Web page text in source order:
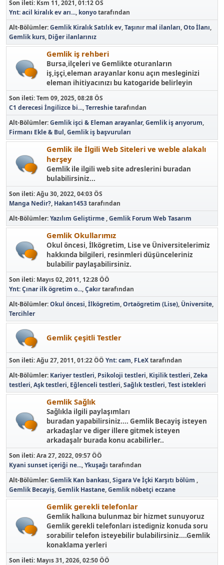
Son ileti: Ksm 11, 2021, 01:12 ÖS
Ynt: acil kiralık ev arı..., konyotarafından
Alt-Bölümler Gemlik Kiralık Satılık ev Taşınır mal ilanları Oto İlanı
Gemlik kurs Diğer ilanlarınız
Gemlik iş rehberi
Bursa,ilçeleri ve Gemlikte oturanların
iş,işçi,eleman arayanlar konu açın mesleginizi
eleman ihitiyacınızı bu katogaride belirleyin
Son ileti:Tem 09, 2025, 08:28 ÖS
C1 derecesi İngilizce bi...,Terreshietarafından
Alt-Bölümler Gemlik işci & Eleman arayanlar Gemlik iş arıyorum
Firmanı Ekle & Bul Gemlik iş başvuruları
Gemlik ile İlgili Web Siteleri ve weble alakalı
herşey
Gemlik ile ilgili web site adreslerini buradan
bulabilirsiniz...
Son ileti:Ağu 30, 2022, 04:03 ÖS
Manga Nedir?, Hakan1453tarafından
Alt-Bölümler Yazılım Geliştirme Gemlik Forum Web Tasarım
Gemlik Okullarımız
Okul öncesi, İlkögretim, Lise ve Üniversitelerimiz
hakkında bilgileri, resinmleri düşünceleriniz
bulabilir paylaşabilirsiniz.
Son ileti: Mayıs 02, 2011, 12:28 ÖÖ
Ynt: Çınar ilk ögretim o...,Çakırtarafından
Alt-Bölümler Okul öncesi İlkögretim Ortaögretim (Lise) Üniversite
Tercihler
Gemlik çeşitli Testler
Son ileti:Ağu 27, 2011, 01:22 ÖÖ Ynt: cam, FLeXtarafından
Alt-Bölümler Kariyer testleri Psikoloji testleri Kişilik testleri Zeka
testleri Aşk testleri Eğlenceli testleri Sağlık testleri Test istekleri
Gemlik Sağlık
Sağlıkla ilgili paylaşımları
buradan yapabilirsiniz.... Gemlik Becayiş isteyen
arkadaşlar ve diger illere gitmek isteyen
arkadaşalr burada konu acabilirler..
Son ileti:Ara 27, 2022, 09:57 ÖÖ
Kyani sunset içeriği ne...,Ykuşağı tarafından
Alt-Bölümler Gemlik Kan bankası Sigara Ve İçki Karşıtı bölüm
Gemlik Becayiş Gemlik Hastane Gemlik nöbetçi eczane
Gemlik gerekli telefonlar
Gemlik halkına bulunmaz bir hizmet sunuyoruz
Gemlik gerekli telefonları istedigniz konuda soru
sorabilir telefon isteyebilir bulabilirsiniz....Gemlik
konaklama yerleri
Son ileti: Mayıs 31, 2026, 02:50 ÖÖ